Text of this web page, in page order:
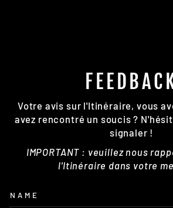
Votre avis sur l'Itinéraire, vous
avez rencontré un soucis ?
signaler !
IMPORTANT : veuillez nous
l'Itinéraire dans votre
NAME